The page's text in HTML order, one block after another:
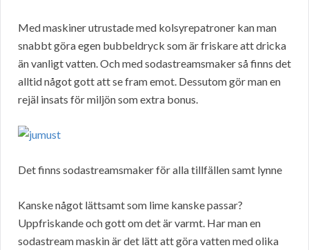
Med maskiner utrustade med kolsyrepatroner kan man
snabbt göra egen bubbeldryck som är friskare att dricka
än vanligt vatten. Och med sodastreamsmaker så finns det
alltid något gott att se fram emot. Dessutom gör man en
rejäl insats för miljön som extra bonus.
Det finns sodastreamsmaker för alla tillfällen samt lynne
Kanske något lättsamt som lime kanske passar?
Uppfriskande och gott om det är varmt. Har man en
sodastream maskin är det lätt att göra vatten med olika